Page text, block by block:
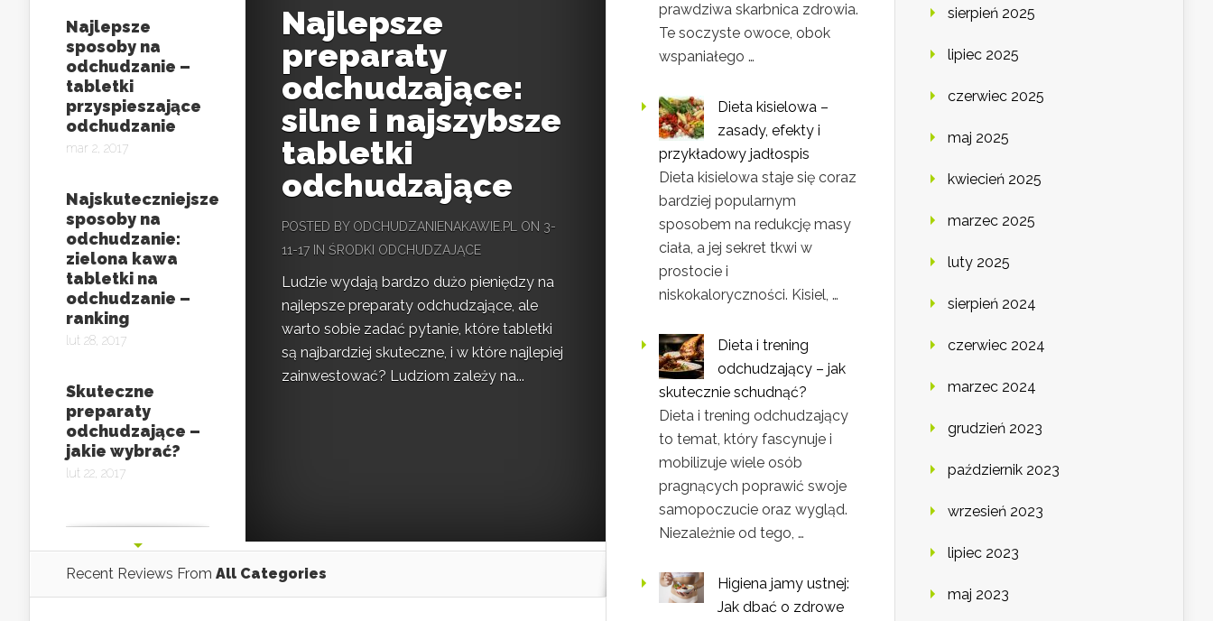
Najlepsze
sposoby na
odchudzanie –
tabletki
przyspieszające
odchudzanie
mar 2, 2017
Najskuteczniejsze
sposoby na
odchudzanie:
zielona kawa
tabletki na
odchudzanie –
ranking
lut 28, 2017
Skuteczne
preparaty
odchudzające –
jakie wybrać?
lut 22, 2017
Skuteczne
sposoby na
odchudzanie,
ćwiczenia
odchudzające
Najlepsze
preparaty
odchudzające:
silne i najszybsze
tabletki
odchudzające
POSTED BY ODCHUDZANIENAKAWIE.PL
ON 3-
11-17 IN ŚRODKI ODCHUDZAJĄCE
Ludzie wydają bardzo dużo pieniędzy na
najlepsze preparaty odchudzające, ale
warto sobie zadać pytanie, które tabletki
są najbardziej skuteczne, i w które najlepiej
zainwestować? Ludziom zależy na...
Recent Reviews From All Categories
prawdziwa skarbnica zdrowia.
Te soczyste owoce, obok
wspaniałego …
Dieta kisielowa –
zasady, efekty i
przykładowy jadłospis
Dieta kisielowa staje się coraz
bardziej popularnym
sposobem na redukcję masy
ciała, a jej sekret tkwi w
prostocie i
niskokaloryczności. Kisiel, …
Dieta i trening
odchudzający – jak
skutecznie schudnąć?
Dieta i trening odchudzający
to temat, który fascynuje i
mobilizuje wiele osób
pragnących poprawić swoje
samopoczucie oraz wygląd.
Niezależnie od tego, …
Higiena jamy ustnej:
Jak dbać o zdrowe
sierpień 2025
lipiec 2025
czerwiec 2025
maj 2025
kwiecień 2025
marzec 2025
luty 2025
sierpień 2024
czerwiec 2024
marzec 2024
grudzień 2023
październik 2023
wrzesień 2023
lipiec 2023
maj 2023